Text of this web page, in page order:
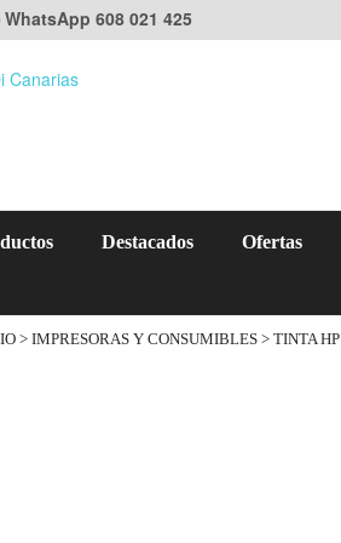
WhatsApp 608 021 425
Destacados Ofertas
> IMPRESORAS Y CONSUMIBLES > TINTA HP